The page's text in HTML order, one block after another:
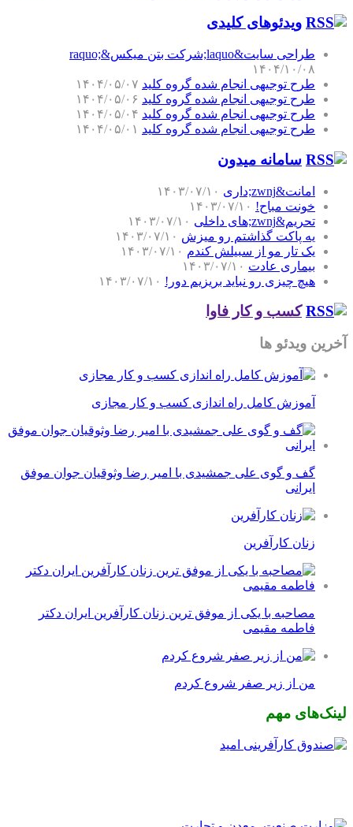
ویدئوهای کلیدی
طراحی سایت&laquo;شرکت بتن میکس&raquo;
۱۴۰۴/۱۰/۰۸
طرح توجیهی انجام شده گروه کلید ۱۴۰۴/۰۵/۰۷
طرح توجیهی انجام شده گروه کلید ۱۴۰۴/۰۵/۰۶
طرح توجیهی انجام شده گروه کلید ۱۴۰۴/۰۵/۰۴
طرح توجیهی انجام شده گروه کلید ۱۴۰۴/۰۵/۰۱
سامانه میدون
امانت&zwnj;داری
۱۴۰۳/۰۷/۱۰
خونت مباح! ۱۴۰۳/۰۷/۱۰
تحریم&zwnj;های داخلی
۱۴۰۳/۰۷/۱۰
یه پاکت گذاشتم رو میزش ۱۴۰۳/۰۷/۱۰
یک تار مو از سبیلش کندم ۱۴۰۳/۰۷/۱۰
بیماری عادت ۱۴۰۳/۰۷/۱۰
هیچ چیزی رو نباید بریزیم دور! ۱۴۰۳/۰۷/۱۰
کسب و کار فاوا
آخرین ویدئو ها
آموزش کامل راه اندازی کسب و کار مجازی
گف و گوی علی جمشیدی با امیر رضا وثوقیان جوان موفق
ایرانی
زنان کارآفرین
مصاحبه با یکی از موفق ترین زنان کارآفرین ایران دکتر
فاطمه مقیمی
من از زیر صفر شروع کردم
لینک‌های مهم